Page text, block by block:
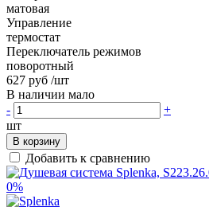
матовая
Управление
термостат
Переключатель режимов
поворотный
627 руб /шт
В наличии мало
-
+
шт
В корзину
Добавить к сравнению
0%